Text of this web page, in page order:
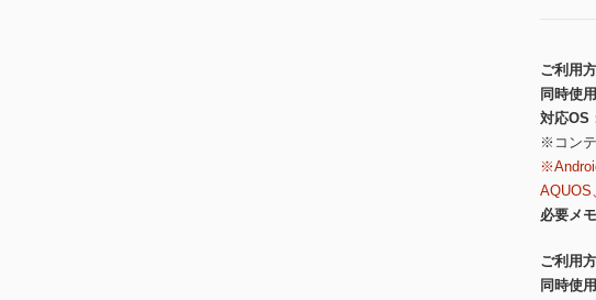
ご利用
同時使
対応OS
※コン
AQUOS
必要メ
ご利用
同時使